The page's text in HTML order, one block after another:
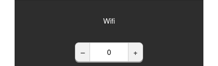
Wifi
– +